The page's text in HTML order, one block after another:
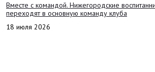
Вместе с командой. Нижегородские
переходят в основную команду клуба
18 июля 2026